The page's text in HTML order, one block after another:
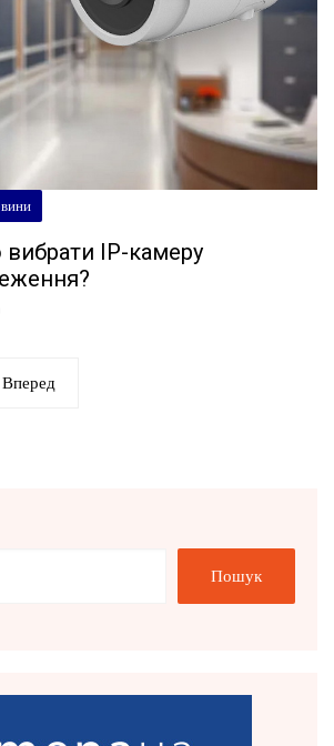
IP-камеру
Вперед
Пошук